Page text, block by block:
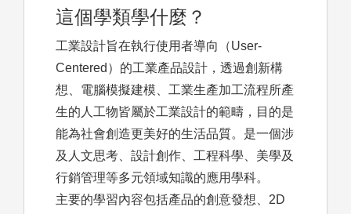
這個學類學什麼？
工業設計旨在執行使用者導向（User-
Centered）的工業產品設計，透過創新構
想、電腦模擬建模、工業生產加工流程所產
生的人工物皆屬於工業設計的範疇，目的是
能為社會創造更美好的生活品質。是一個涉
及人文思考、設計創作、工程科學、美學及
行銷管理等多元領域知識的應用學科。
主要的學習內容包括產品的創意發想、2D